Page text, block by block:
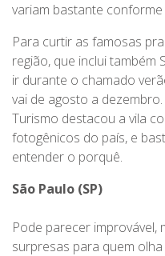
variam bastante
Para curtir as famosas
região, que inclui
ir durante o chamado
vai de agosto a
Turismo destacou a vila
fotogênicos do país, e
entender o porquê.
São Paulo (SP)
Pode parecer improvável,
surpresas para quem